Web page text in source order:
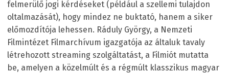
felmerülő jogi kérdéseket (például a szellemi tulajdon
oltalmazását), hogy mindez ne buktató, hanem a siker
előmozdítója lehessen. Ráduly György, a Nemzeti
Filmintézet Filmarchívum igazgatója az általuk tavaly
létrehozott streaming szolgáltatást, a Filmiót mutatta
be, amelyen a közelmúlt és a régmúlt klasszikus magyar